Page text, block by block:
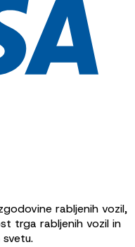
rabljenih vozil,
trga rabljenih vozil in